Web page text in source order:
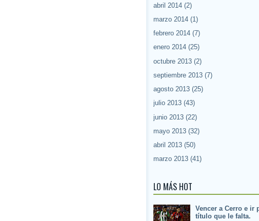
abril 2014 (2)
marzo 2014 (1)
febrero 2014 (7)
enero 2014 (25)
octubre 2013 (2)
septiembre 2013 (7)
agosto 2013 (25)
julio 2013 (43)
junio 2013 (22)
mayo 2013 (32)
abril 2013 (50)
marzo 2013 (41)
LO MÁS HOT
Vencer a Cerro e ir
título que le falta.